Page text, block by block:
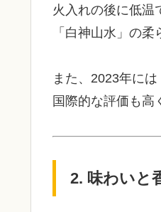
火入れの後に低温
「白神山水」の
また、2023年に
国際的な評価も高
2. 味わいと